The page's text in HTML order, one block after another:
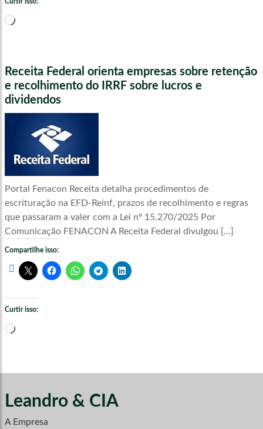
Carregando...
Receita Federal orienta empresas sobre retenção
e recolhimento do IRRF sobre lucros e
dividendos
Portal Fenacon Receita detalha procedimentos de
escrituração na EFD-Reinf, prazos de recolhimento e regras
que passaram a valer com a Lei nº 15.270/2025 Por
Comunicação FENACON A Receita Federal divulgou […]
Compartilhe isso:
Curtir isso:
Carregando...
Leandro & CIA
A Empresa